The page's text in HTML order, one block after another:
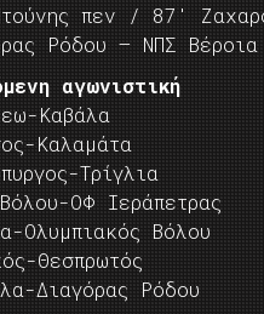
πεν / 87′
Ρόδου – ΝΠΣ Βέροια
αγωνιστική
Καβάλα
Καλαμάτα
Τρίγλια
ΟΦ Ιεράπετρας
Ολυμπιακός Βόλου
Θεσπρωτός
Διαγόρας Ρόδου